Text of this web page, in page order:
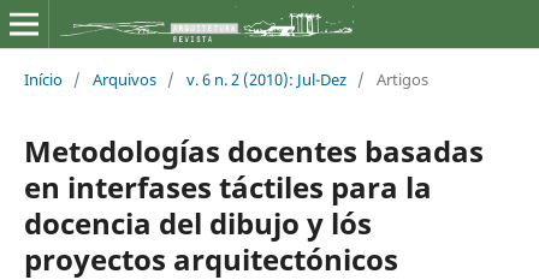
Início / Arquivos / v. 6 n. 2 (2010): Jul-Dez / Artigos
Metodologías docentes basadas
en interfases táctiles para la
docencia del dibujo y lós
proyectos arquitectónicos